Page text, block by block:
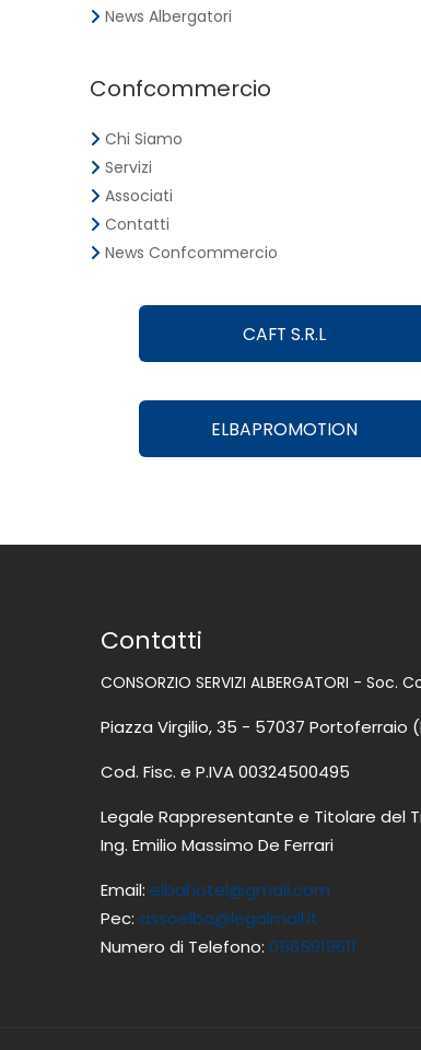
News Albergatori
Confcommercio
Chi Siamo
Servizi
Associati
Contatti
News Confcommercio
CAFT S.R.L
ELBAPROMOTION
Contatti
CONSORZIO SERVIZI ALBERGATORI - Soc.
Piazza Virgilio, 35 - 57037 Portoferraio
Cod. Fisc. e P.IVA 00324500495
Legale Rappresentante e Titolare del
Ing. Emilio Massimo De Ferrari
Email: elbahotel@gmail.com
Pec: assoelba@legalmail.it
Numero di Telefono: 0565919611